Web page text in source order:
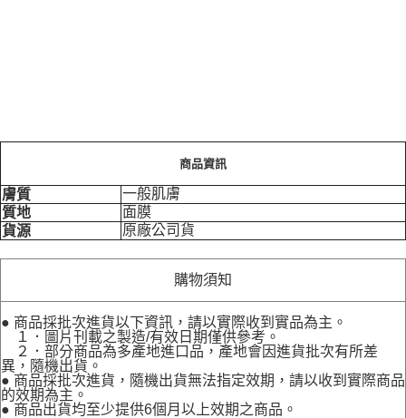
商品資訊
膚質
一般肌膚
質地
面膜
貨源
原廠公司貨
購物須知
● 商品採批次進貨以下資訊，請以實際收到實品為主。
１．圖片刊載之製造/有效日期僅供參考。
２．部分商品為多產地進口品，產地會因進貨批次有所差
異，隨機出貨。
● 商品採批次進貨，隨機出貨無法指定效期，請以收到實際商品
的效期為主。
● 商品出貨均至少提供6個月以上效期之商品。